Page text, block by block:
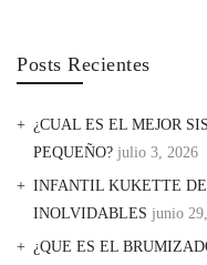
Posts Recientes
¿CUAL ES EL MEJOR
PEQUEÑO? julio 3, 2026
INFANTIL KUKETTE
INOLVIDABLES junio
¿QUE ES EL